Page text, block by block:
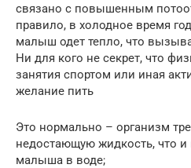
связано с повышенным
правило, в холодное время
малыш одет тепло, что
Ни для кого не секрет, что
занятия спортом или иная
желание пить
Это нормально – организм
недостающую жидкость, что
малыша в воде;